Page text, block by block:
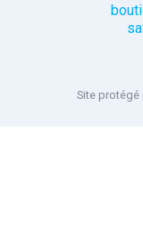
Site protégé